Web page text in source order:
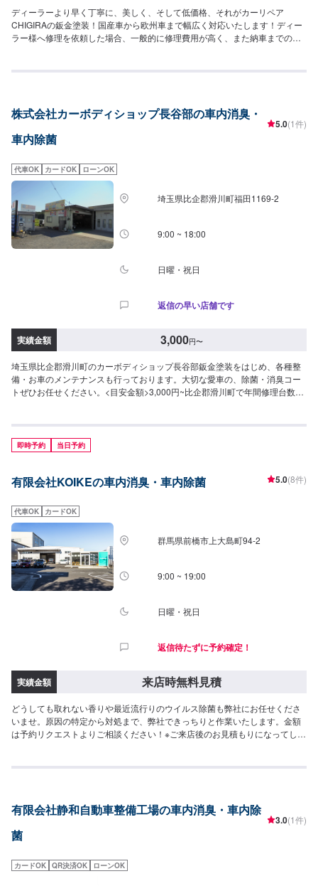
ディーラーより早く丁寧に、美しく、そして低価格、それがカーリペア
CHIGIRAの鈑金塗装！国産車から欧州車まで幅広く対応いたします！ディー
ラー様へ修理を依頼した場合、一般的に修理費用が高く、また納車までの時
理を部品交換で対応してしまうから。私たちなら自社工場で即施工し、でき
い！--------------------------------------------------【1】オファーにてお問い合わせ
【2】お見積り【3】お見積りにご納得いただければ作業開始【4】仕上がり
次第納車□納期について□通常1〜2日程度で納車いたします。車種や状態によ
□作業中は無料の代車をご利用ください。※燃料代は、お客様負担となってお
ります。予め、ご了承ください。□パーツ持ち込みについて□パーツの持ち込
み可能です。オファーの際に持ち込みパーツの詳細をご入力ください。【定
休日・営業時間】定休日：祝日営業時間：9:00~19:00
株式会社カーボディショップ長谷部の車内消臭・
車内除菌
5.0(1件)
代車OK カードOK ローンOK
埼玉県比企郡滑川町福田1169-2
9:00 ~ 18:00
日曜・祝日
返信の早い店舗です
実績金額 3,000円〜
埼玉県比企郡滑川町のカーボディショップ長谷部鈑金塗装をはじめ、各種整
備・お車のメンテナンスも行っております。大切な愛車の、除菌・消臭コー
トぜひお任せください。<目安金額>3,000円~比企郡滑川町で年間修理台数
てしまった…」という方はお気軽にご相談ください！各保険会社の指定修理
工場にもなっているので保険修理のご相談もお待ちしております。カーリー
スも行っておりますので気になる方はお声がけください。
即時予約 当日予約
有限会社KOIKEの車内消臭・車内除菌 5.0(8件)
代車OK カードOK
群馬県前橋市上大島町94-2
9:00 ~ 19:00
日曜・祝日
返信待たずに予約確定！
実績金額 来店時無料見積
どうしても取れない香りや最近流行りのウイルス除菌も弊社にお任せくださ
いませ。原因の特定から対処まで、弊社できっちりと作業いたします。金額
は予約リクエストよりご相談ください！※ご来店後のお見積もりになってしま
ませ。また、トヨタの指定工場でもあります。国産車もご安心してご依頼く
有限会社静和自動車整備工場の車内消臭・車内除
菌
3.0(1件)
カードOK QR決済OK ローンOK